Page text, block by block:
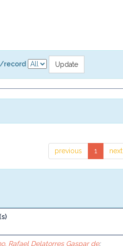
record
previous 1 next
Rafael Delatorres Gaspar de;